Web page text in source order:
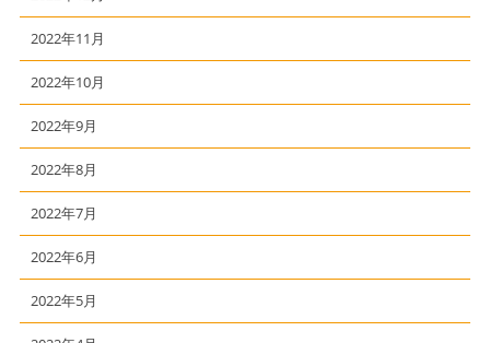
2022年11月
2022年10月
2022年9月
2022年8月
2022年7月
2022年6月
2022年5月